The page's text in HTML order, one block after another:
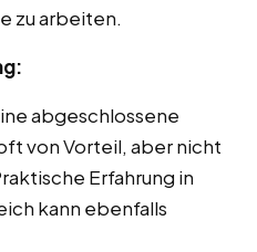
zu arbeiten.
abgeschlossene
von Vorteil, aber nicht
Erfahrung in
kann ebenfalls